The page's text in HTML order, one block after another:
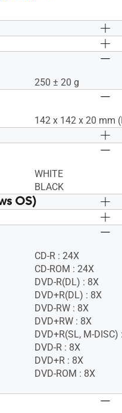
HDD: 10 GB or more
RAM: 512 MB or
AMD Athlon™
250 ± 20 g
142 x 142 x 20 mm
USB 2.0 (Type-A)
WHITE
BLACK
OS)
Nero BackItUp
CyberLink
USB Power +5V ± 5%
CD-R : 24X
CD-ROM : 24X
DVD-R(DL) : 8X
DVD+R(DL) : 8X
DVD-RW : 8X
DVD+RW : 8X
DVD+R(SL, M-DISC)
DVD-R : 8X
DVD+R : 8X
DVD-ROM : 8X